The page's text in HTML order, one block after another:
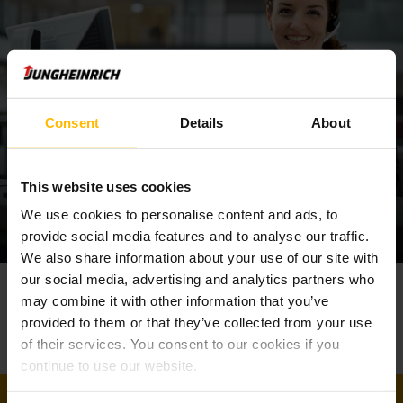
Consent Details About
This website uses cookies
We use cookies to personalise content and ads, to
provide social media features and to analyse our traffic.
We also share information about your use of our site with
our social media, advertising and analytics partners who
may combine it with other information that you’ve
provided to them or that they’ve collected from your use
of their services. You consent to our cookies if you
continue to use our website.
Votre contact
Téléphone
+41 62 739 31 00